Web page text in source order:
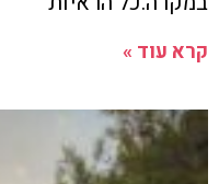
קרא עוד »